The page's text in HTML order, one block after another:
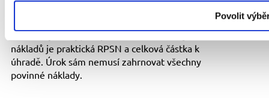
Povolit
Důležité je obojí, ale pro srovnání celkových
nákladů je praktická RPSN a celková částka k
úhradě. Úrok sám nemusí zahrnovat všechny
povinné náklady.